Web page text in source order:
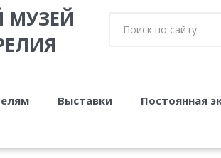
МУЗЕЙ
Выставки Постоянная